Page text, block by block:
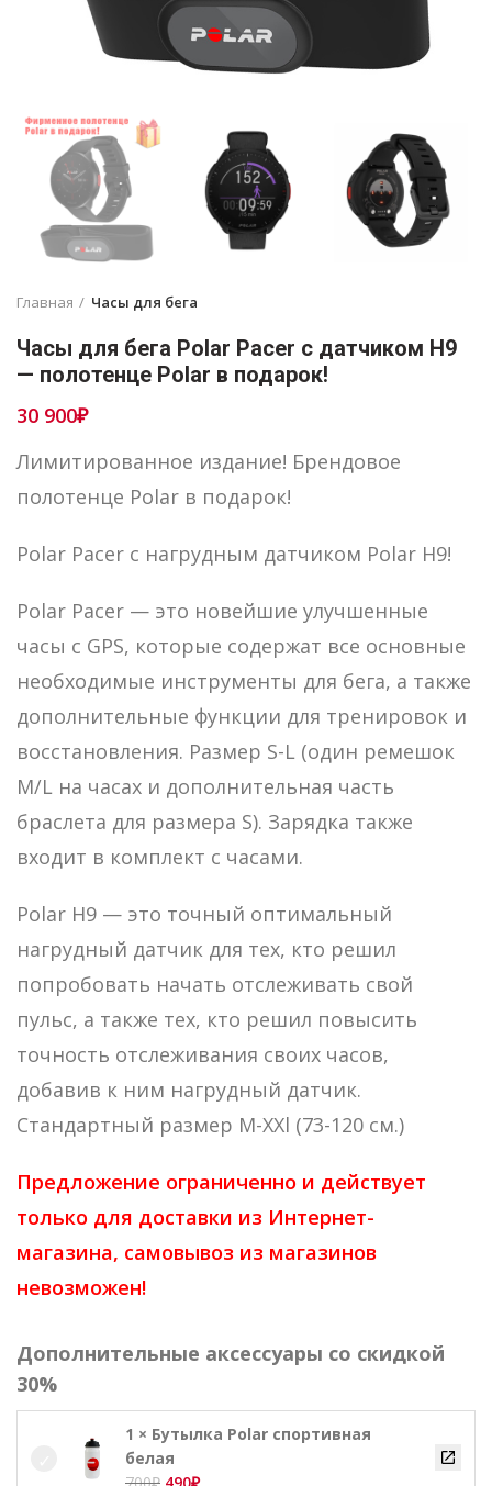
Главная Часы для бега
Часы для бега Polar Pacer с датчиком Н9
— полотенце Polar в подарок!
30 900₽
Лимитированное издание! Брендовое
полотенце Polar в подарок!
Polar Pacer c нагрудным датчиком Polar Н9!
Polar Pacer — это новейшие улучшенные
часы с GPS, которые содержат все основные
необходимые инструменты для бега, а также
дополнительные функции для тренировок и
восстановления. Размер S-L (один ремешок
M/L на часах и дополнительная часть
браслета для размера S). Зарядка также
входит в комплект с часами.
Polar H9 — это точный оптимальный
нагрудный датчик для тех, кто решил
попробовать начать отслеживать свой
пульс, а также тех, кто решил повысить
точность отслеживания своих часов,
добавив к ним нагрудный датчик.
Стандартный размер M-XXl (73-120 см.)
Предложение ограниченно и действует
только для доставки из Интернет-
магазина, самовывоз из магазинов
невозможен!
Дополнительные аксессуары со скидкой
30%
1 × Бутылка Polar спортивная
белая
Первоначальная
Текущая